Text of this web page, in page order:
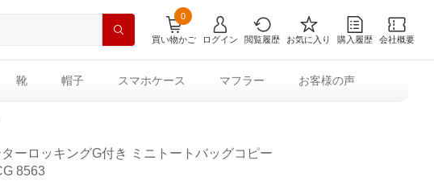
買い物かご
0
ログイン 閲覧履歴 お気に入り 購入履歴 会社概要
靴 帽子 スマホケース マフラー お客様の声
ーロッキングG付き ミニトートバッグコピー
8563